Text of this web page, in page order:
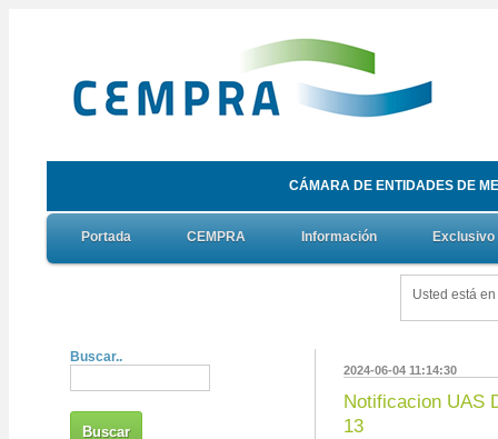
CÁMARA DE ENTIDADES DE
Portada CEMPRA Información
Usted está en
Buscar..
2024-06-04 11:14:30
Notificacion UAS
13